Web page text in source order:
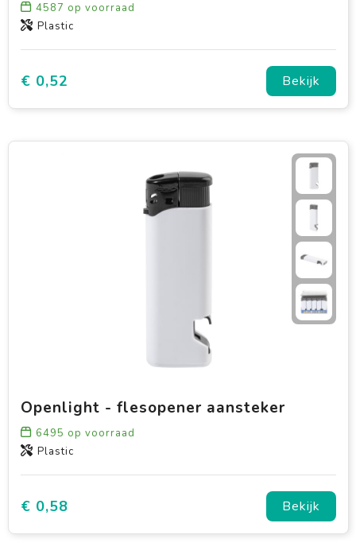
4587 op voorraad
Plastic
€ 0,52 Bekijk
Openlight - flesopener aansteker
6495 op voorraad
Plastic
€ 0,58 Bekijk